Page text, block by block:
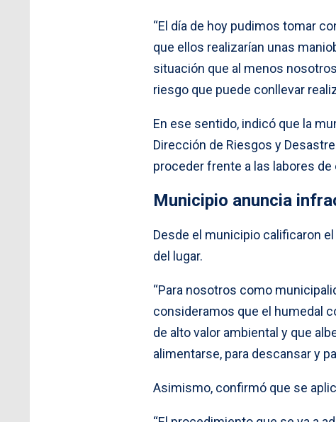
“El día de hoy pudimos tomar
que ellos realizarían unas
situación que al menos
riesgo que puede conllevar
En ese sentido, indicó que la
Dirección de Riesgos y
proceder frente a las labores
Municipio anuncia
Desde el municipio calificaron
del lugar.
“Para nosotros como
consideramos que el humedal
de alto valor ambiental y que
alimentarse, para descansar y
Asimismo, confirmó que se